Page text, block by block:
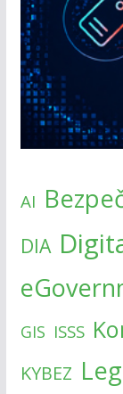
AI
DIA
GIS ISSS
KYBEZ